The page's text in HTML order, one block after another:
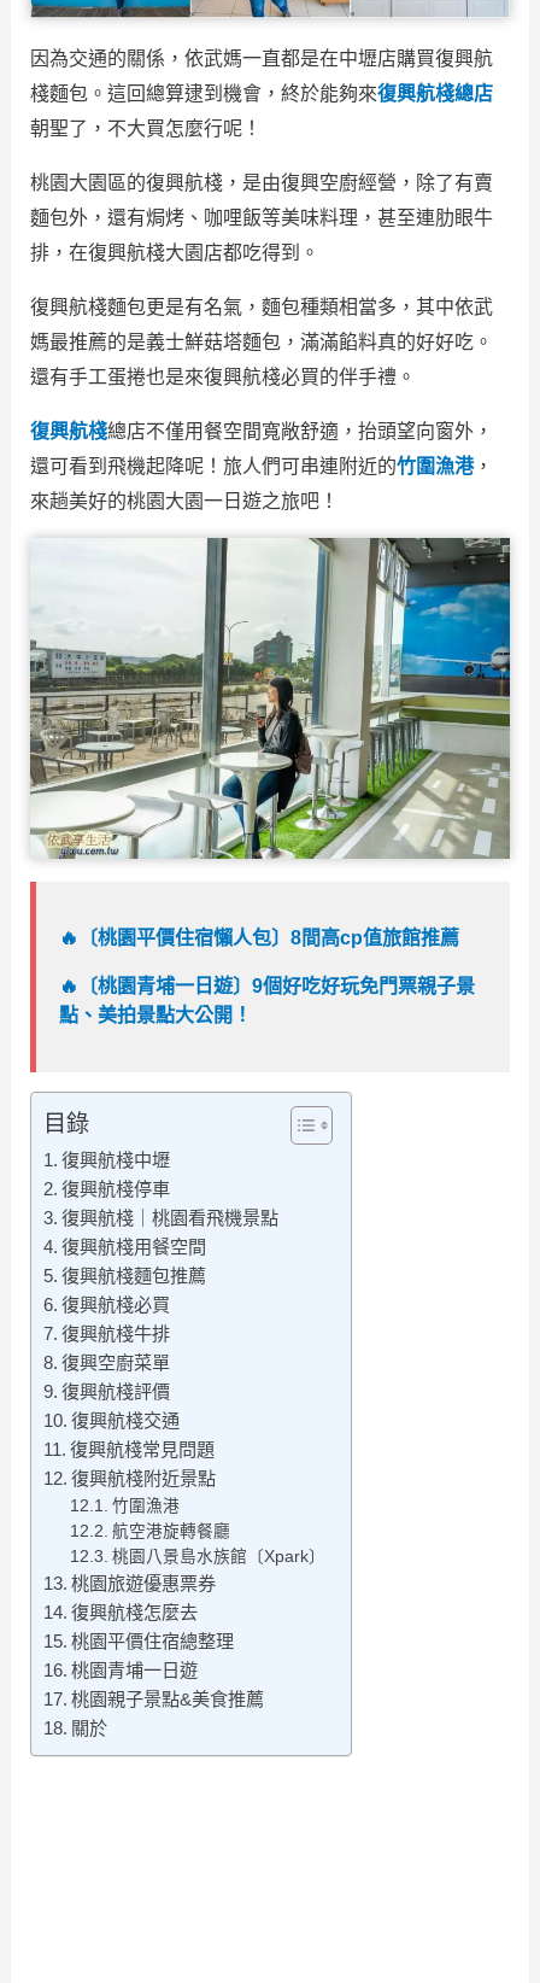
因為交通的關係，依武媽一直都是在中壢店購買復興航
棧麵包。這回總算逮到機會，終於能夠來復興航棧總店
朝聖了，不大買怎麼行呢！
桃園大園區的復興航棧，是由復興空廚經營，除了有賣
麵包外，還有焗烤、咖哩飯等美味料理，甚至連肋眼牛
排，在復興航棧大園店都吃得到。
復興航棧麵包更是有名氣，麵包種類相當多，其中依武
媽最推薦的是義士鮮菇塔麵包，滿滿餡料真的好好吃。
還有手工蛋捲也是來復興航棧必買的伴手禮。
復興航棧總店不僅用餐空間寬敞舒適，抬頭望向窗外，
還可看到飛機起降呢！旅人們可串連附近的竹圍漁港，
來趟美好的桃園大園一日遊之旅吧！
🔥〔桃園平價住宿懶人包〕8間高cp值旅館推薦
🔥 〔桃園青埔一日遊〕9個好吃好玩免門票親子景
點、美拍景點大公開！
目錄
復興航棧中壢
復興航棧停車
復興航棧｜桃園看飛機景點
復興航棧用餐空間
復興航棧麵包推薦
復興航棧必買
復興航棧牛排
復興空廚菜單
復興航棧評價
復興航棧交通
復興航棧常見問題
復興航棧附近景點
竹圍漁港
航空港旋轉餐廳
桃園八景島水族館〔Xpark〕
桃園旅遊優惠票券
復興航棧怎麼去
桃園平價住宿總整理
桃園青埔一日遊
桃園親子景點&美食推薦
關於